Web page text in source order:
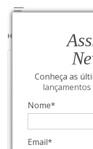
Conheça as
lançamentos
Nome*
Email*
HOME ALIANÇAS